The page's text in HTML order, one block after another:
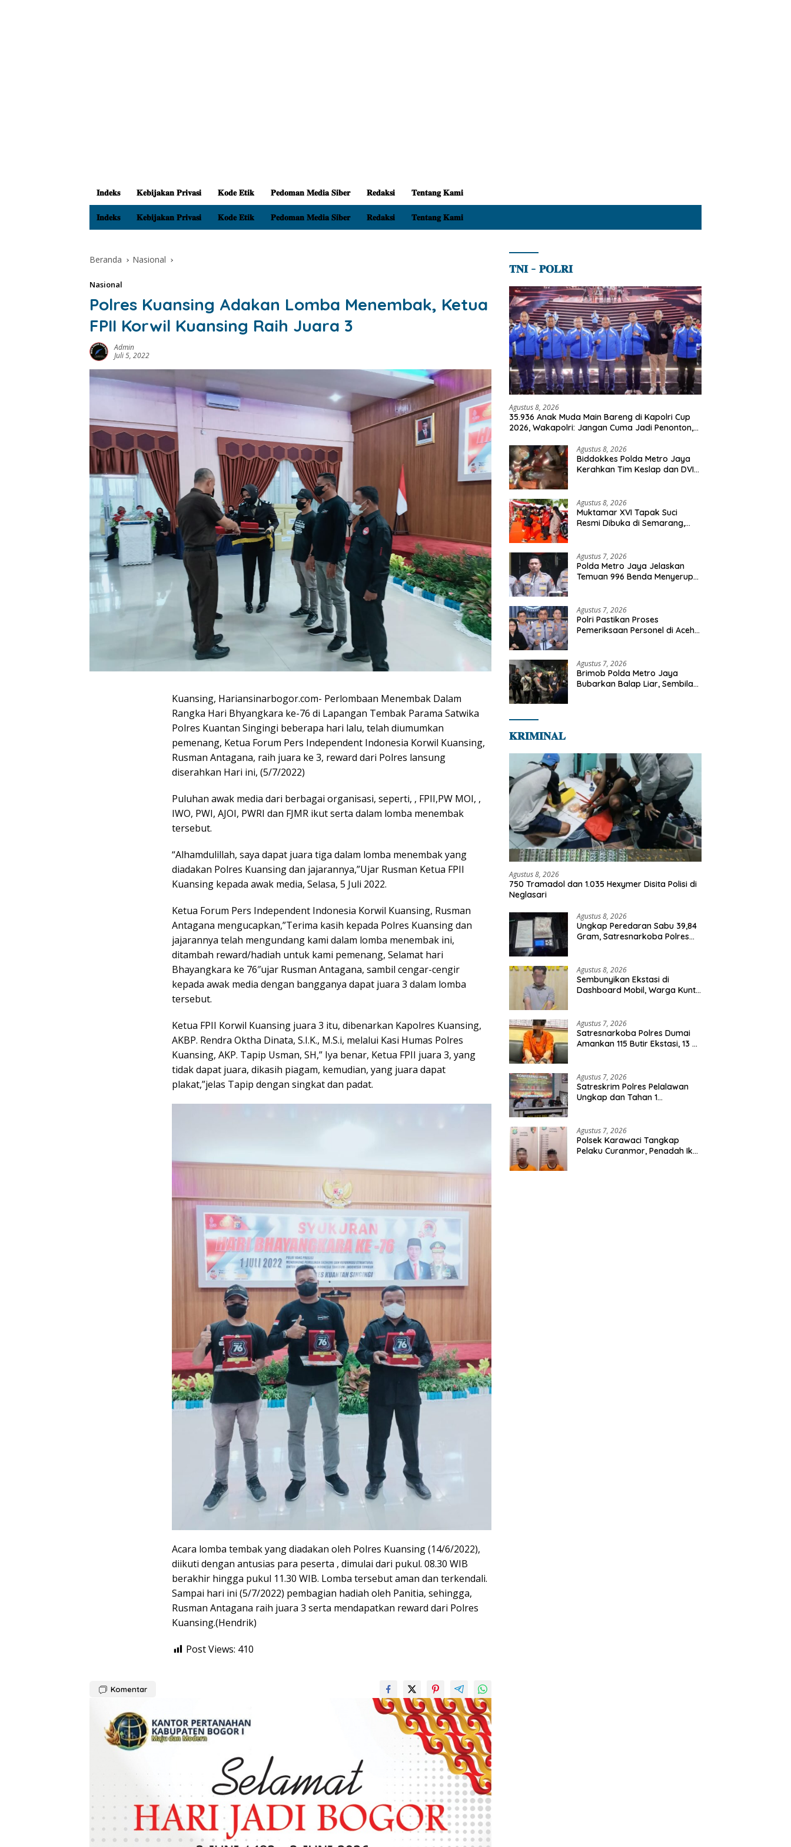
𝐈𝐧𝐝𝐞𝐤𝐬 𝐊𝐞𝐛𝐢𝐣𝐚𝐤𝐚𝐧 𝐏𝐫𝐢𝐯𝐚𝐬𝐢 𝐊𝐨𝐝𝐞 𝐄𝐭𝐢𝐤 𝐏𝐞𝐝𝐨𝐦𝐚𝐧 𝐌𝐞𝐝𝐢𝐚 𝐒𝐢𝐛𝐞𝐫 𝐑𝐞𝐝𝐚𝐤𝐬𝐢 𝐓𝐞𝐧𝐭𝐚𝐧𝐠 𝐊𝐚𝐦𝐢
𝐈𝐧𝐝𝐞𝐤𝐬 𝐊𝐞𝐛𝐢𝐣𝐚𝐤𝐚𝐧 𝐏𝐫𝐢𝐯𝐚𝐬𝐢 𝐊𝐨𝐝𝐞 𝐄𝐭𝐢𝐤 𝐏𝐞𝐝𝐨𝐦𝐚𝐧 𝐌𝐞𝐝𝐢𝐚 𝐒𝐢𝐛𝐞𝐫 𝐑𝐞𝐝𝐚𝐤𝐬𝐢 𝐓𝐞𝐧𝐭𝐚𝐧𝐠 𝐊𝐚𝐦𝐢
Beranda Nasional
Nasional
Polres Kuansing Adakan Lomba Menembak, Ketua
FPII Korwil Kuansing Raih Juara 3
Admin
Juli 5, 2022
Kuansing, Hariansinarbogor.com- Perlombaan Menembak Dalam
Rangka Hari Bhyangkara ke-76 di Lapangan Tembak Parama Satwika
Polres Kuantan Singingi beberapa hari lalu, telah diumumkan
pemenang, Ketua Forum Pers Independent Indonesia Korwil Kuansing,
Rusman Antagana, raih juara ke 3, reward dari Polres lansung
diserahkan Hari ini, (5/7/2022)
Puluhan awak media dari berbagai organisasi, seperti, , FPII,PW MOI, ,
IWO, PWI, AJOI, PWRI dan FJMR ikut serta dalam lomba menembak
tersebut.
“Alhamdulillah, saya dapat juara tiga dalam lomba menembak yang
diadakan Polres Kuansing dan jajarannya,”Ujar Rusman Ketua FPII
Kuansing kepada awak media, Selasa, 5 Juli 2022.
Ketua Forum Pers Independent Indonesia Korwil Kuansing, Rusman
Antagana mengucapkan,”Terima kasih kepada Polres Kuansing dan
jajarannya telah mengundang kami dalam lomba menembak ini,
ditambah reward/hadiah untuk kami pemenang, Selamat hari
Bhayangkara ke 76″ujar Rusman Antagana, sambil cengar-cengir
kepada awak media dengan bangganya dapat juara 3 dalam lomba
tersebut.
Ketua FPII Korwil Kuansing juara 3 itu, dibenarkan Kapolres Kuansing,
AKBP. Rendra Oktha Dinata, S.I.K., M.S.i, melalui Kasi Humas Polres
Kuansing, AKP. Tapip Usman, SH,” Iya benar, Ketua FPII juara 3, yang
tidak dapat juara, dikasih piagam, kemudian, yang juara dapat
plakat,”jelas Tapip dengan singkat dan padat.
Acara lomba tembak yang diadakan oleh Polres Kuansing (14/6/2022),
diikuti dengan antusias para peserta , dimulai dari pukul. 08.30 WIB
berakhir hingga pukul 11.30 WIB. Lomba tersebut aman dan terkendali.
Sampai hari ini (5/7/2022) pembagian hadiah oleh Panitia, sehingga,
Rusman Antagana raih juara 3 serta mendapatkan reward dari Polres
Kuansing.(Hendrik)
Post Views: 410
Komentar
𝐓𝐍𝐈 – 𝐏𝐎𝐋𝐑𝐈
Agustus 8, 2026
35.936 Anak Muda Main Bareng di Kapolri Cup
2026, Wakapolri: Jangan Cuma Jadi Penonton,
Agustus 8, 2026
Biddokkes Polda Metro Jaya
Kerahkan Tim Keslap dan DVI
Agustus 8, 2026
Muktamar XVI Tapak Suci
Resmi Dibuka di Semarang,
Agustus 7, 2026
Polda Metro Jaya Jelaskan
Temuan 996 Benda Menyerupai
Agustus 7, 2026
Polri Pastikan Proses
Pemeriksaan Personel di Aceh
Agustus 7, 2026
Brimob Polda Metro Jaya
Bubarkan Balap Liar, Sembilan
𝐊𝐑𝐈𝐌𝐈𝐍𝐀𝐋
Agustus 8, 2026
750 Tramadol dan 1.035 Hexymer Disita Polisi di
Neglasari
Agustus 8, 2026
Ungkap Peredaran Sabu 39,84
Gram, Satresnarkoba Polres
Agustus 8, 2026
Sembunyikan Ekstasi di
Dashboard Mobil, Warga Kuntu
Agustus 7, 2026
Satresnarkoba Polres Dumai
Amankan 115 Butir Ekstasi, 13 Pil
Agustus 7, 2026
Satreskrim Polres Pelalawan
Ungkap dan Tahan 1
Agustus 7, 2026
Polsek Karawaci Tangkap
Pelaku Curanmor, Penadah Ikut